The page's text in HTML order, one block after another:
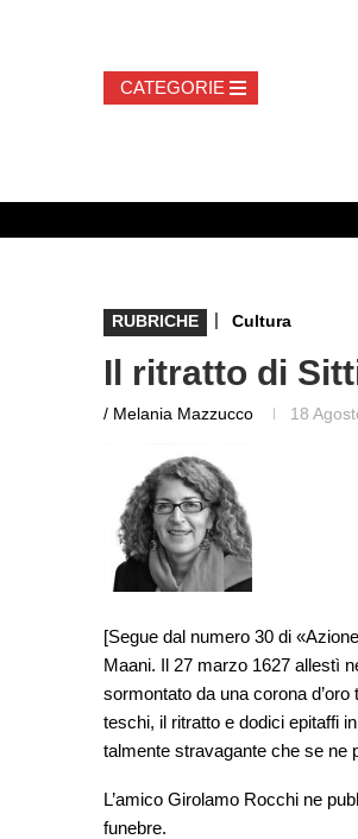
RUBRICHE | Cultura
Il ritratto di
/ Melania Mazzucco 18
[Segue dal numero 30 di
Maani. Il 27 marzo 1627 allestì
sormontato da una corona
teschi, il ritratto e dodici epitaffi
talmente stravagante che se ne
L’amico Girolamo Rocchi ne
funebre.